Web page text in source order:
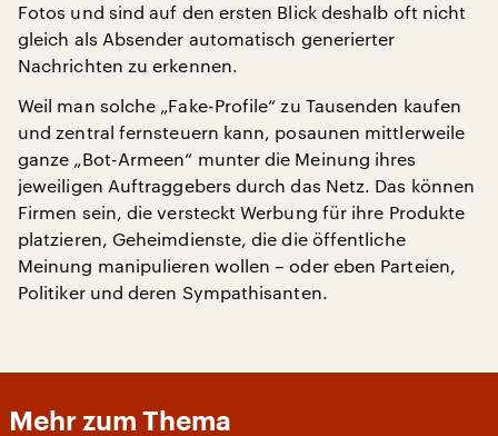
Fotos und sind auf den ersten Blick deshalb oft nicht
gleich als Absender automatisch generierter
Nachrichten zu erkennen.
Weil man solche „Fake-Profile“ zu Tausenden kaufen
und zentral fernsteuern kann, posaunen mittlerweile
ganze „Bot-Armeen“ munter die Meinung ihres
jeweiligen Auftraggebers durch das Netz. Das können
Firmen sein, die versteckt Werbung für ihre Produkte
platzieren, Geheimdienste, die die öffentliche
Meinung manipulieren wollen – oder eben Parteien,
Politiker und deren Sympathisanten.
Mehr zum Thema